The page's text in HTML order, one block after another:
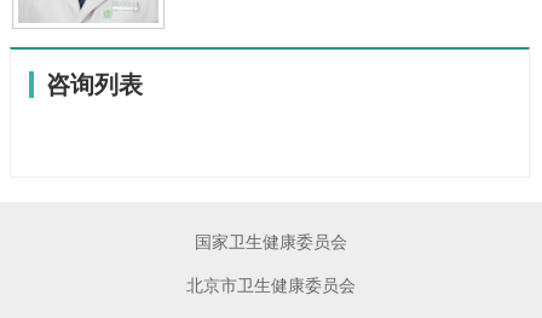
咨询列表
国家卫生健康委员会
北京市卫生健康委员会